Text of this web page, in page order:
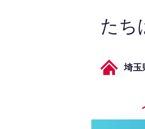
たち
埼玉